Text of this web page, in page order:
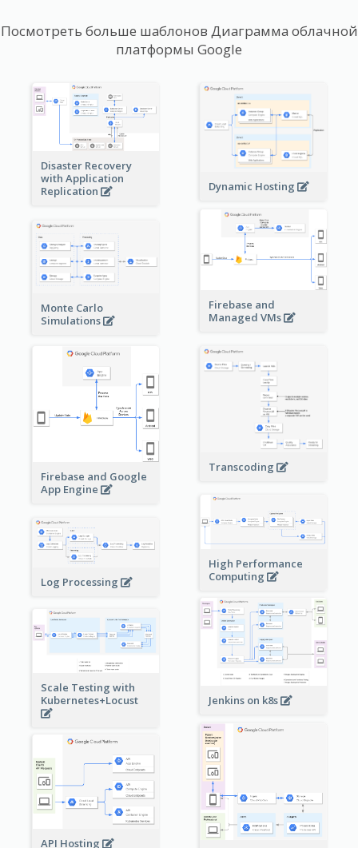
Посмотреть больше шаблонов Диаграмма облачной
платформы Google
Disaster Recovery
with Application
Replication
Dynamic Hosting
Firebase and
Managed VMs
Monte Carlo
Simulations
Firebase and Google
App Engine
Transcoding
High Performance
Computing
Log Processing
Jenkins on k8s
Scale Testing with
Kubernetes+Locust
API Hosting